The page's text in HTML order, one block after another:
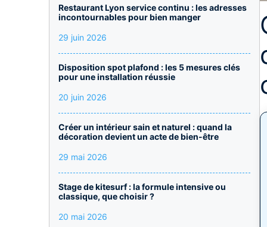
Restaurant Lyon service continu : les adresses
incontournables pour bien manger
29 juin 2026
Disposition spot plafond : les 5 mesures clés
pour une installation réussie
20 juin 2026
Créer un intérieur sain et naturel : quand la
décoration devient un acte de bien-être
29 mai 2026
Stage de kitesurf : la formule intensive ou
classique, que choisir ?
20 mai 2026